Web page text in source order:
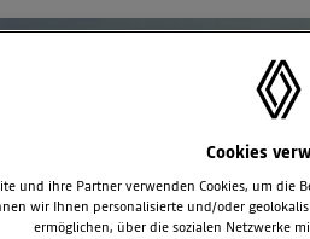
Cookies
und ihre Partner verwenden Cookies, um die
wir Ihnen personalisierte und/oder
ermöglichen, über die sozialen Netzwerke